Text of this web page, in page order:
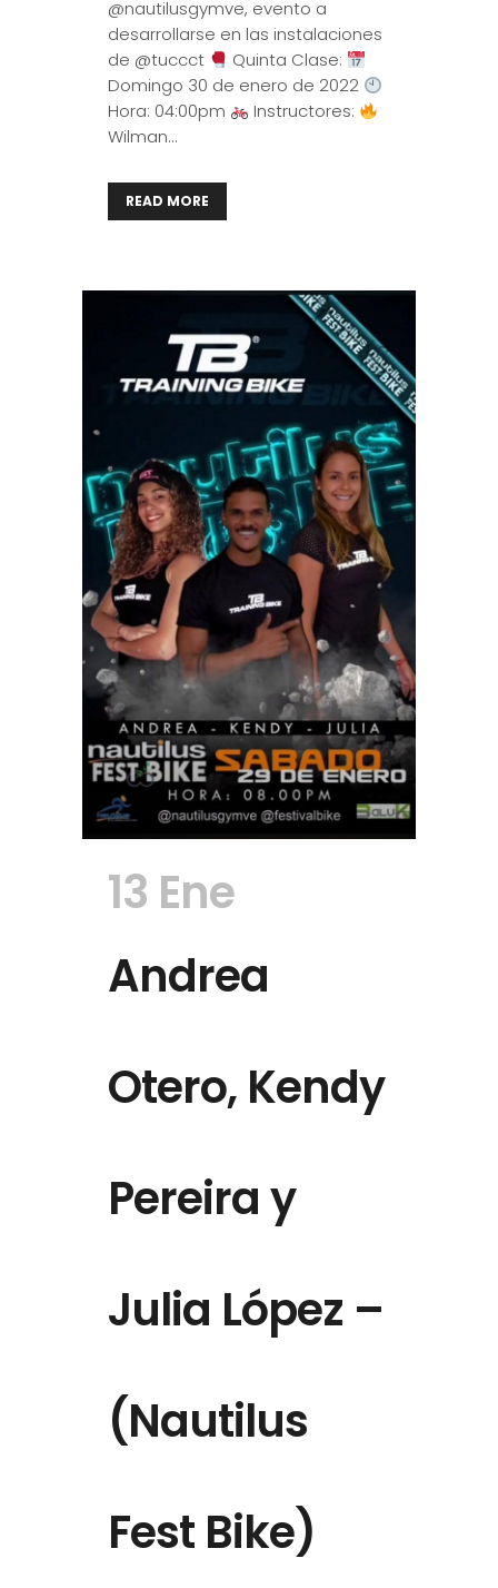
@nautilusgymve, evento a
desarrollarse en las instalaciones
de @tuccct
Quinta Clase:
Domingo 30 de enero de 2022
Hora: 04:00pm
Instructores:
Wilman...
READ MORE
13 Ene
Andrea
Otero, Kendy
Pereira y
Julia López –
(Nautilus
Fest Bike)